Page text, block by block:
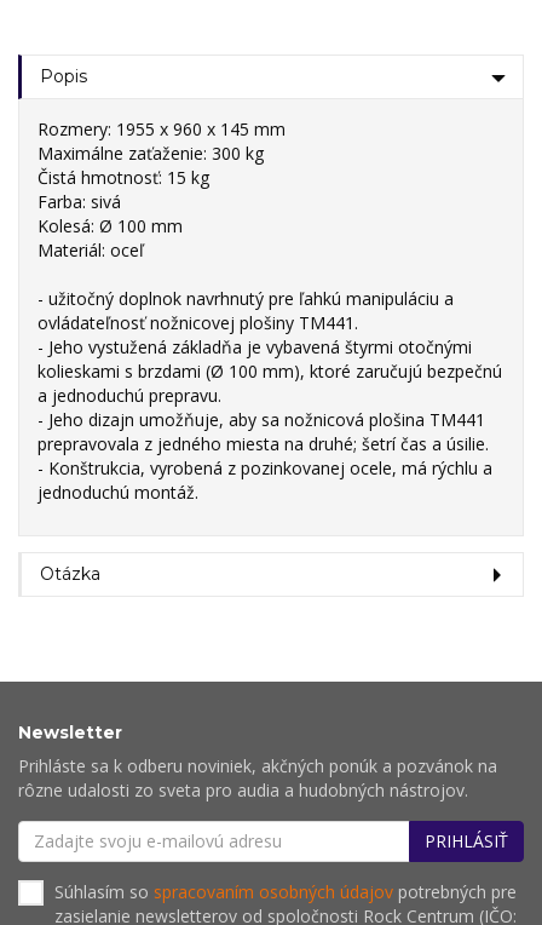
Popis
Rozmery: 1955 x 960 x 145 mm
Maximálne zaťaženie: 300 kg
Čistá hmotnosť: 15 kg
Farba: sivá
Kolesá: Ø 100 mm
Materiál: oceľ
- užitočný doplnok navrhnutý pre ľahkú manipuláciu a
ovládateľnosť nožnicovej plošiny TM441.
- Jeho vystužená základňa je vybavená štyrmi otočnými
kolieskami s brzdami (Ø 100 mm), ktoré zaručujú bezpečnú
a jednoduchú prepravu.
- Jeho dizajn umožňuje, aby sa nožnicová plošina TM441
prepravovala z jedného miesta na druhé; šetrí čas a úsilie.
- Konštrukcia, vyrobená z pozinkovanej ocele, má rýchlu a
jednoduchú montáž.
Otázka
Newsletter
Prihláste sa k odberu noviniek, akčných ponúk a pozvánok na
rôzne udalosti zo sveta pro audia a hudobných nástrojov.
PRIHLÁSIŤ
Súhlasím so spracovaním osobných údajov potrebných pre
zasielanie newsletterov od spoločnosti Rock Centrum (IČO: